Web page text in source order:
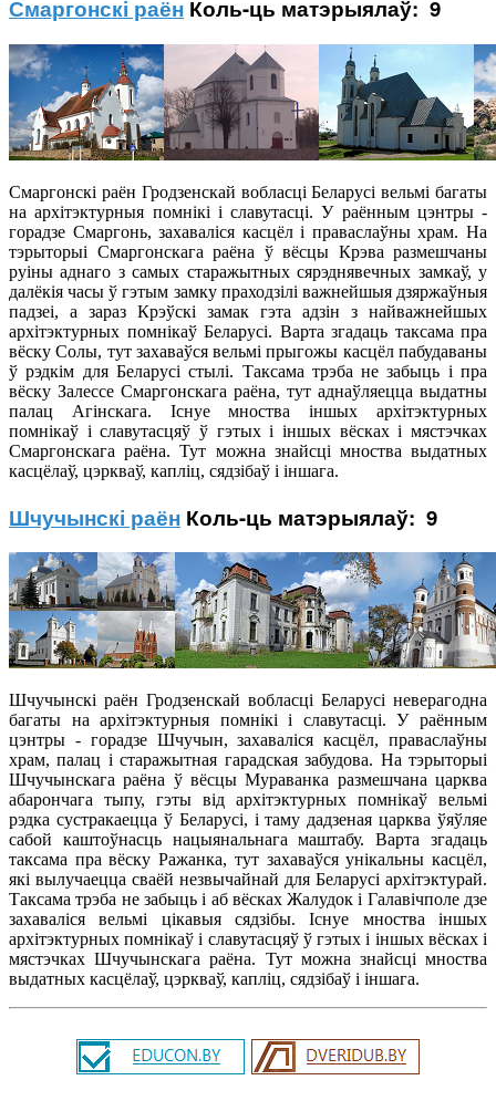
Смаргонскі раён Коль-ць матэрыялаў: 9
Смаргонскі раён Гродзенскай вобласці Беларусі вельмі багаты
на архітэктурныя помнікі і славутасці. У раённым цэнтры -
горадзе Смаргонь, захаваліся касцёл і праваслаўны храм. На
тэрыторыі Смаргонскага раёна ў вёсцы Крэва размешчаны
руіны аднаго з самых старажытных сярэднявечных замкаў, у
далёкія часы ў гэтым замку праходзілі важнейшыя дзяржаўныя
падзеі, а зараз Крэўскі замак гэта адзін з найважнейшых
архітэктурных помнікаў Беларусі. Варта згадаць таксама пра
вёску Солы, тут захаваўся вельмі прыгожы касцёл пабудаваны
ў рэдкім для Беларусі стылі. Таксама трэба не забыць і пра
вёску Залессе Смаргонскага раёна, тут аднаўляецца выдатны
палац Агінскага. Існуе мноства іншых архітэктурных
помнікаў і славутасцяў ў гэтых і іншых вёсках і мястэчках
Смаргонскага раёна. Тут можна знайсці мноства выдатных
касцёлаў, цэркваў, капліц, сядзібаў і іншага.
Шчучынскі раён Коль-ць матэрыялаў: 9
Шчучынскі раён Гродзенскай вобласці Беларусі неверагодна
багаты на архітэктурныя помнікі і славутасці. У раённым
цэнтры - горадзе Шчучын, захаваліся касцёл, праваслаўны
храм, палац і старажытная гарадская забудова. На тэрыторыі
Шчучынскага раёна ў вёсцы Мураванка размешчана царква
абарончага тыпу, гэты від архітэктурных помнікаў вельмі
рэдка сустракаецца ў Беларусі, і таму дадзеная царква ўяўляе
сабой каштоўнасць нацыянальнага маштабу. Варта згадаць
таксама пра вёску Ражанка, тут захаваўся унікальны касцёл,
які вылучаецца сваёй незвычайнай для Беларусі архітэктурай.
Таксама трэба не забыць і аб вёсках Жалудок і Галавічполе дзе
захаваліся вельмі цікавыя сядзібы. Існуе мноства іншых
архітэктурных помнікаў і славутасцяў ў гэтых і іншых вёсках і
мястэчках Шчучынскага раёна. Тут можна знайсці мноства
выдатных касцёлаў, цэркваў, капліц, сядзібаў і іншага.